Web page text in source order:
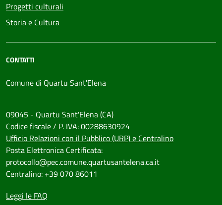
Progetti culturali
Storia e Cultura
CONTATTI
Comune di Quartu Sant'Elena
09045 - Quartu Sant'Elena (CA)
Codice fiscale / P. IVA: 00288630924
Ufficio Relazioni con il Pubblico (URP) e Centralino
Posta Elettronica Certificata:
protocollo@pec.comune.quartusantelena.ca.it
Centralino: +39 070 86011
Leggi le FAQ